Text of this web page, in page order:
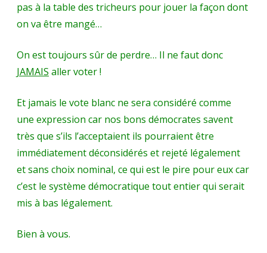
pas à la table des tricheurs pour jouer la façon dont
on va être mangé…
On est toujours sûr de perdre… Il ne faut donc
JAMAIS aller voter !
Et jamais le vote blanc ne sera considéré comme
une expression car nos bons démocrates savent
très que s’ils l’acceptaient ils pourraient être
immédiatement déconsidérés et rejeté légalement
et sans choix nominal, ce qui est le pire pour eux car
c’est le système démocratique tout entier qui serait
mis à bas légalement.
Bien à vous.